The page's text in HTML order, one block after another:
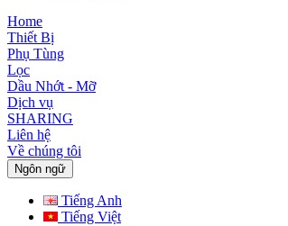
Home
Thiết Bị
Phụ Tùng
Lọc
Dầu Nhớt - Mỡ
Dịch vụ
SHARING
Liên hệ
Về chúng tôi
Ngôn ngữ
Tiếng Anh
Tiếng Việt